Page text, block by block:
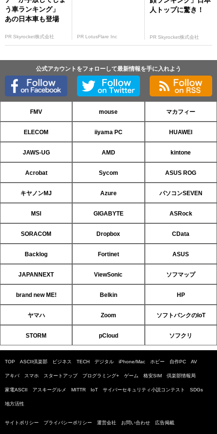
う車ランキング」
あの日本車も登場
PR Skyrocket株式会社 PR LotusFlare Inc
人トップに驚き！
PR Skyrocket株式会社
公式アカウントをフォローして最新情報を手に入れよう
FMV mouse マカフィー
ELECOM iiyama PC HUAWEI
JAWS-UG AMD kintone
Acrobat Sycom ASUS ROG
キヤノンMJ Azure パソコンSEVEN
MSI GIGABYTE ASRock
SORACOM Dropbox CData
Backlog Fortinet ASUS
JAPANNEXT ViewSonic ソフマップ
brand new ME! Belkin HP
ヤマハ Zoom ソフトバンクのIoT
STORM pCloud ソフクリ
TOP ASCII倶楽部 ビジネス TECH デジタル iPhone/Mac ホビー 自作PC AV
アキバ スマホ スタートアップ プログラミング+ ゲーム 格安SIM 倶楽部情報局
家電ASCII アスキーグルメ MITTR IoT サイバーセキュリティ小説コンテスト SDGs
地方活性
サイトポリシー プライバシーポリシー 運営会社 お問い合わせ 広告掲載